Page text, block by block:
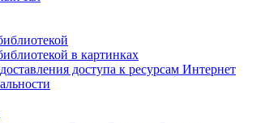
в картинках
доступа к ресурсам Интернет